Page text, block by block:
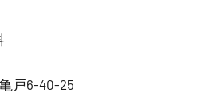
戸6-40-25